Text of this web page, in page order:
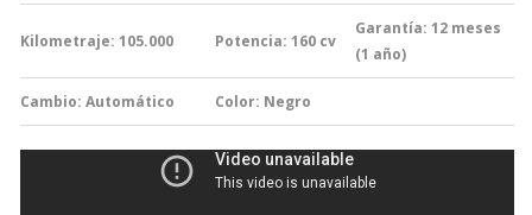
Kilometraje: 105.000 Potencia: 160 cv
Garantía: 12 meses
(1 año)
Cambio: Automático Color: Negro